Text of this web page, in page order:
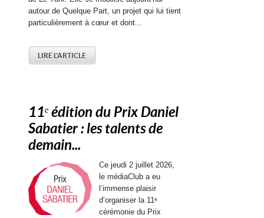
autour de Quelque Part, un projet qui lui tient
particulièrement à cœur et dont...
LIRE L'ARTICLE
11ᵉ édition du Prix Daniel
Sabatier : les talents de
demain...
Ce jeudi 2 juillet 2026,
le médiaClub a eu
l’immense plaisir
d’organiser la 11ᵉ
cérémonie du Prix